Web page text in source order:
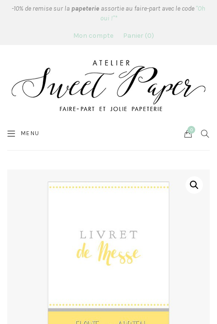
-10% de remise sur la papeterie assortie au faire-part avec le code "Oh
oui !"*
Mon compte Panier 0
MENU Cart
0